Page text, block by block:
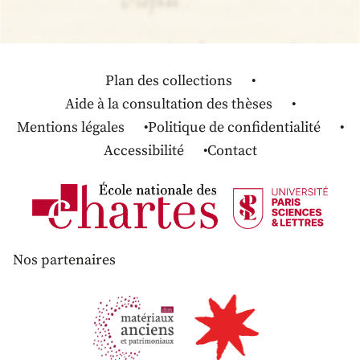
Plan des collections
Aide à la consultation des thèses
Mentions légales
Politique de confidentialité
Accessibilité
Contact
Nos partenaires